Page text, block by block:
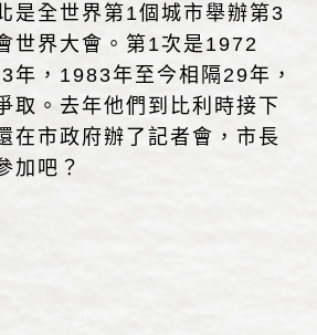
全世界第1個城市舉辦第3
世界大會。第1次是1972
年，1983年至今相隔29年，
取。去年他們到比利時接下
在市政府辦了記者會，市長
加吧？